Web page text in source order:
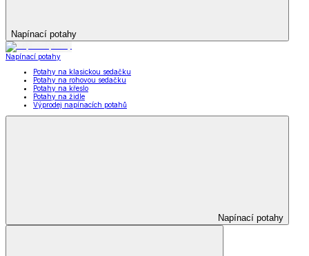
Napínací potahy
Napínací potahy
Potahy na klasickou sedačku
Potahy na rohovou sedačku
Potahy na křeslo
Potahy na židle
Výprodej napínacích potahů
Napínací potahy